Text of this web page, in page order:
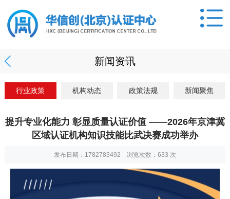
新闻资讯
行业政策 机构动态 政策法规 新闻聚焦
提升专业化能力 彰显质量认证价值 ——2026年京津冀
区域认证机构知识技能比武决赛成功举办
发布日期：1782783492 浏览次数： 633 次